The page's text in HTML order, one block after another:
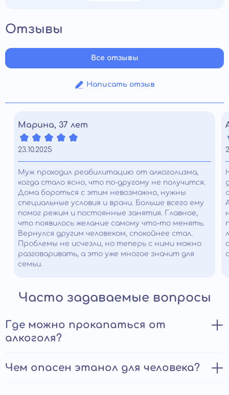
Отзывы
Написать отзыв
Все отзывы
Марина, 37 лет
23.10.2025
Муж проходил реабилитацию от алкоголизма,
когда стало ясно, что по-другому не получится.
Дома бороться с этим невозможно, нужны
специальные условия и врачи. Больше всего ему
помог режим и постоянные занятия. Главное,
что появилось желание самому что-то менять.
Вернулся другим человеком, спокойнее стал.
Проблемы не исчезли, но теперь с ними можно
разговаривать, а это уже многое значит для
семьи.
Часто задаваемые вопросы
Где можно прокапаться от
алкоголя?
Пройти процедуру детоксикации можно в условиях
стационара или на дому. В случаях тяжелого
Чем опасен этанол для человека?